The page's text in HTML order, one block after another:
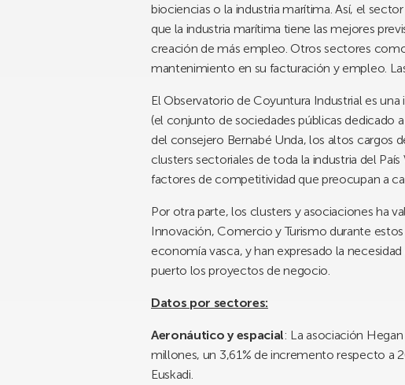
biociencias o la industria marítima. Así, el
que la industria marítima tiene las mejores
creación de más empleo. Otros sectores
mantenimiento en su facturación y empleo.
El Observatorio de Coyuntura Industrial es
(el conjunto de sociedades públicas dedicado
del consejero Bernabé Unda, los altos cargos
clusters sectoriales de toda la industria del
factores de competitividad que preocupan a
Por otra parte, los clusters y asociaciones ha
Innovación, Comercio y Turismo durante
economía vasca, y han expresado la
puerto los proyectos de negocio.
Datos por sectores:
Aeronáutico y espacial: La asociación
millones, un 3,61% de incremento respecto a
Euskadi.